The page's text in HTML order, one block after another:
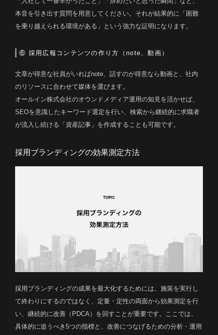
本音を引き出す質問を用意してください。それが結果的に「困難
を乗り越えられる環境がある」という強力な証明になります。
⑥ 採用広報コンテンツの作り方（note、動画）
文章が得意な社員がいればnote、話すのが得意なら動画と、社内
のリソースに合わせて媒体を選びます。
オールイン株式会社のオウンドメディア運用の知見を活かせば、
SEOを意識したキーワード選定を行い、検索から継続的に求職者
が流入し続ける「資産記事」を作成することも可能です。
採用ブランディングの効果測定方法
採用ブランディングの成果を最大化するためには、施策を実行し
て終わりにするのではなく、定量・定性の両面から効果測定を行
い、継続的に改善（PDCA）を回すことが重要です。ここでは、
具体的に追うべき5つの指標と、改善につなげるための分析・運用